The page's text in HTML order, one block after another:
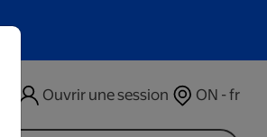
Ouvrir une session ON - fr